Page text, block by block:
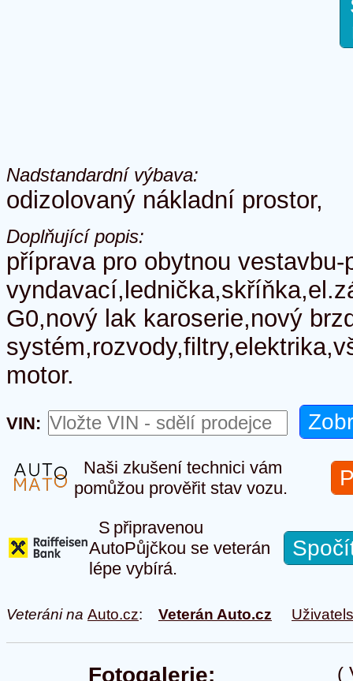
Nadstandardní výbava:
odizolovaný nákladní prostor,
Doplňující popis:
příprava pro obytnou vestavbu-
G0,nový lak karoserie,nový
motor.
VIN:
Naši zkušení technici vám
pomůžou prověřit stav vozu.
S připravenou
AutoPůjčkou se veterán
lépe vybírá.
Veteráni na Auto.cz: Veterán Auto.cz
(
Fotogalerie: